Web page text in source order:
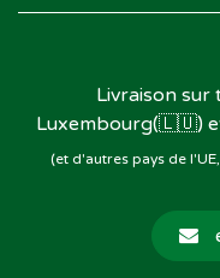
Livraison
Luxembourg(🇱🇺)
(et d'autres pays de l'UE,